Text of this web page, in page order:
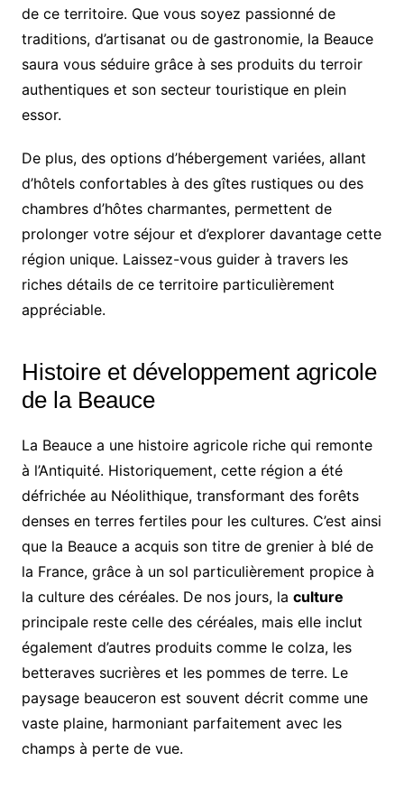
de ce territoire. Que vous soyez passionné de
traditions, d’artisanat ou de gastronomie, la Beauce
saura vous séduire grâce à ses produits du terroir
authentiques et son secteur touristique en plein
essor.
De plus, des options d’hébergement variées, allant
d’hôtels confortables à des gîtes rustiques ou des
chambres d’hôtes charmantes, permettent de
prolonger votre séjour et d’explorer davantage cette
région unique. Laissez-vous guider à travers les
riches détails de ce territoire particulièrement
appréciable.
Histoire et développement agricole
de la Beauce
La Beauce a une histoire agricole riche qui remonte
à l’Antiquité. Historiquement, cette région a été
défrichée au Néolithique, transformant des forêts
denses en terres fertiles pour les cultures. C’est ainsi
que la Beauce a acquis son titre de grenier à blé de
la France, grâce à un sol particulièrement propice à
la culture des céréales. De nos jours, la culture
principale reste celle des céréales, mais elle inclut
également d’autres produits comme le colza, les
betteraves sucrières et les pommes de terre. Le
paysage beauceron est souvent décrit comme une
vaste plaine, harmoniant parfaitement avec les
champs à perte de vue.